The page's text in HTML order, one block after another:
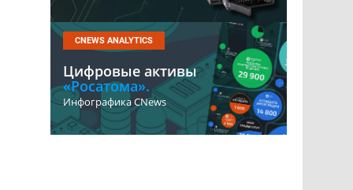
CNEWS ANALYTICS
Цифровые активы
«Росатома».
Инфографика CNews